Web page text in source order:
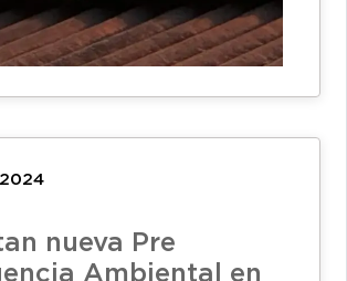
nueva Pre
Ambiental en